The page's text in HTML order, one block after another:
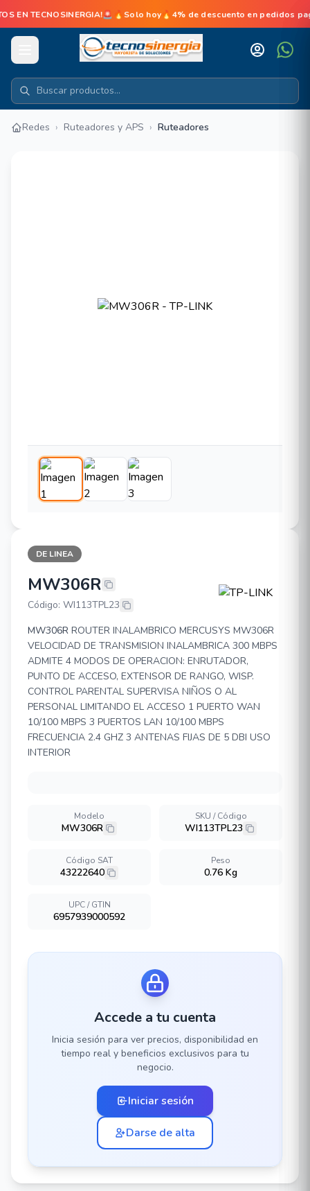
EN TECNOSINERGIA!🚨🔥Solo hoy🔥4% de descuento en pedidos
Redes › Ruteadores y APS › Ruteadores
DE LINEA
TP-LINK MW306R
MW306R
Código: WI113TPL23
MW306R ROUTER INALAMBRICO MERCUSYS MW306R
VELOCIDAD DE TRANSMISION INALAMBRICA 300 MBPS
ADMITE 4 MODOS DE OPERACION: ENRUTADOR,
PUNTO DE ACCESO, EXTENSOR DE RANGO, WISP.
CONTROL PARENTAL SUPERVISA NIÑOS O AL
PERSONAL LIMITANDO EL ACCESO 1 PUERTO WAN
10/100 MBPS 3 PUERTOS LAN 10/100 MBPS
FRECUENCIA 2.4 GHZ 3 ANTENAS FIJAS DE 5 DBI USO
INTERIOR
Modelo
MW306R
SKU / Código
WI113TPL23
Código SAT
43222640
Peso
0.76 Kg
UPC / GTIN
6957939000592
Accede a tu cuenta
Inicia sesión para ver precios, disponibilidad en
tiempo real y beneficios exclusivos para tu
negocio.
Iniciar sesión
Darse de alta